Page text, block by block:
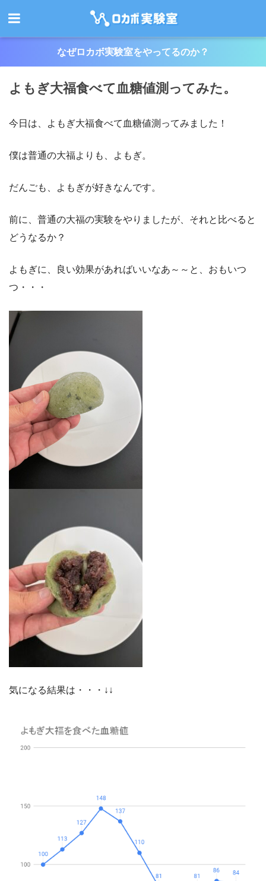
なぜロカボ実験室をやってるのか？
よもぎ大福食べて血糖値測ってみた。
今日は、よもぎ大福食べて血糖値測ってみました！
僕は普通の大福よりも、よもぎ。
だんごも、よもぎが好きなんです。
前に、普通の大福の実験をやりましたが、それと比べると
どうなるか？
よもぎに、良い効果があればいいなあ～～と、おもいつ
つ・・・
気になる結果は・・・↓↓